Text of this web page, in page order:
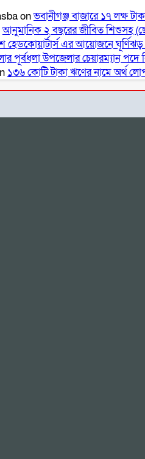
onভবানীগঞ্জ বাজারে ১৭ লক্ষ
আনুমানিক ২ বছরের জীবিত শিশুসহ
হেডকোয়ার্টার্স এর আয়োজনে ঘূর্ণিঝড়
পূর্বধলা উপজেলার চেয়ারম্যান
১৩৬ কোটি টাকা ঋণের নামে অর্থ